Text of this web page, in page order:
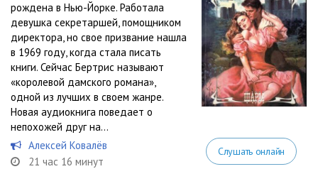
рождена в Нью-Йорке. Работала
девушка секретаршей, помощником
директора, но свое призвание нашла
в 1969 году, когда стала писать
книги. Сейчас Бертрис называют
«королевой дамского романа»,
одной из лучших в своем жанре.
Новая аудиокнига поведает о
непохожей друг на...
Алексей Ковалёв
21 час 16 минут
Слушать онлайн